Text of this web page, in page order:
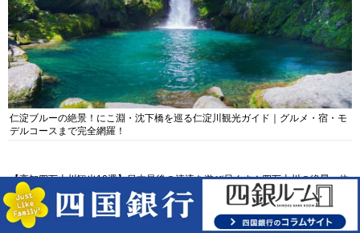
仁淀ブルーの絶景！にこ淵・沈下橋を巡る仁淀川観光ガイド｜グルメ・宿・モ
デルコースまで完全網羅！
【高知四万十川観光10選】日本最後の清流を遊び尽くす！四万十川の絶景・体
験・グルメを網羅したおすすめガイド